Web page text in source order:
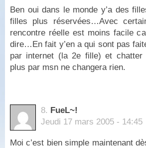
Ben oui dans le monde y’a des
filles plus réservées…Avec
rencontre réelle est moins facile
dire…En fait y’en a qui sont pas
par internet (la 2e fille) et chatter
plus par msn ne changera rien.
8. FueL~!
Jeudi 17 mars 2005 - 14:45
Moi c’est bien simple maintenant